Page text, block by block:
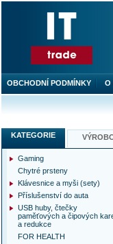
KATEGORIE
Gaming
Chytré prsteny
Klávesnice a myši (sety)
Příslušenství do auta
USB huby, čtečky
paměťových a čipových
a redukce
FOR HEALTH
OBCHODNÍ PODMÍNKY O